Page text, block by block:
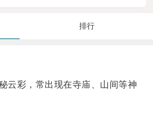
排行
彩，常出现在寺庙、山间等神